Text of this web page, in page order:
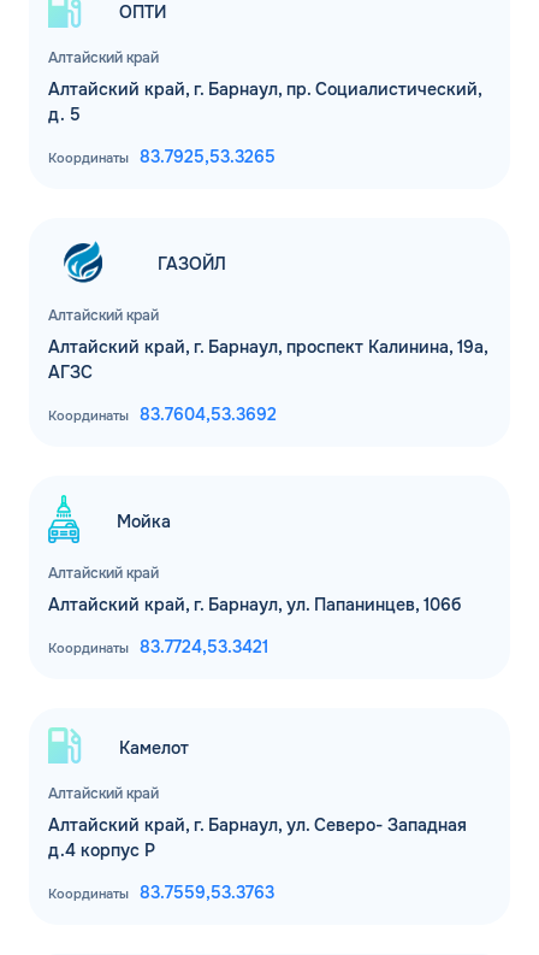
Алтайский край
ОПТИ
Алтайский край, г. Барнаул, пр. Социалистический,
д. 5
Координаты 83.7925,53.3265
Алтайский край
ГАЗОЙЛ
Алтайский край, г. Барнаул, проспект Калинина, 19а,
АГЗС
Координаты 83.7604,53.3692
Алтайский край
Мойка
Алтайский край, г. Барнаул, ул. Папанинцев, 106б
Координаты 83.7724,53.3421
Алтайский край
Камелот
Алтайский край, г. Барнаул, ул. Северо- Западная
д.4 корпус Р
Координаты 83.7559,53.3763
ЗАКАЗАТЬ
ОБРАТНЫЙ ЗВОНОК
Телефон*
Email*
Для юр. лиц и ИП
ОФОРМИТЬ ЗАЯВКУ
ДО
Спасибо! Ваша заявка принята.
Мы свяжемся с Вами в ближайшее
рабочее время: пн-пт с 9:00 до 18:00
ОК